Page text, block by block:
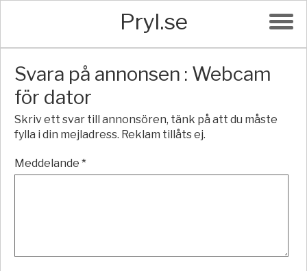
Pryl.se
Svara på annonsen : Webcam
för dator
Skriv ett svar till annonsören, tänk på att du måste
fylla i din mejladress. Reklam tillåts ej.
Meddelande *